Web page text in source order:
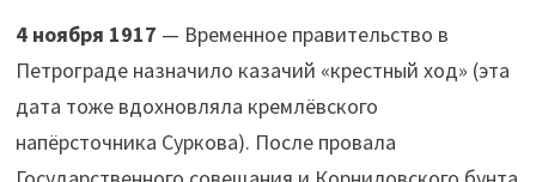
4 ноября 1917 — Временное правительство в
Петрограде назначило казачий «крестный ход» (эта
дата тоже вдохновляла кремлёвского
напёрсточника Суркова). После провала